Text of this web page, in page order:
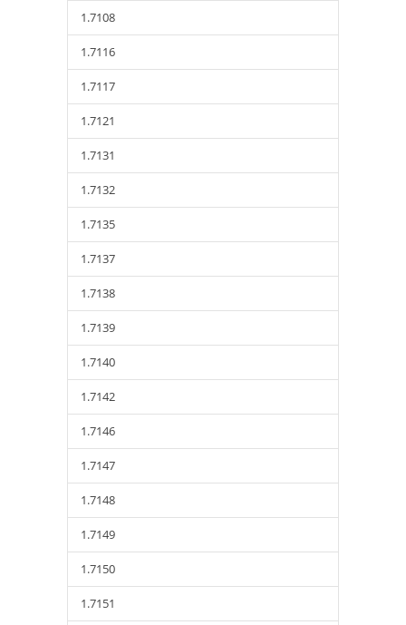
1.7108
1.7116
1.7117
1.7121
1.7131
1.7132
1.7135
1.7137
1.7138
1.7139
1.7140
1.7142
1.7146
1.7147
1.7148
1.7149
1.7150
1.7151